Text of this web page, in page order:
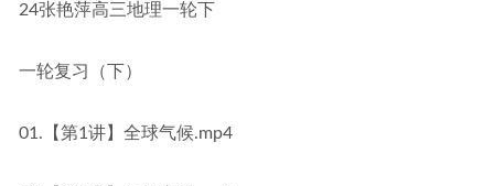
24张艳萍高三地理一轮下
一轮复习（下）
01.【第1讲】全球气候.mp4